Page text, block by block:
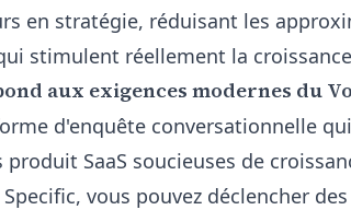
en stratégie, réduisant les
stimulent réellement la
aux exigences modernes du
d'enquête conversationnelle
produit SaaS soucieuses de
Specific, vous pouvez déclencher